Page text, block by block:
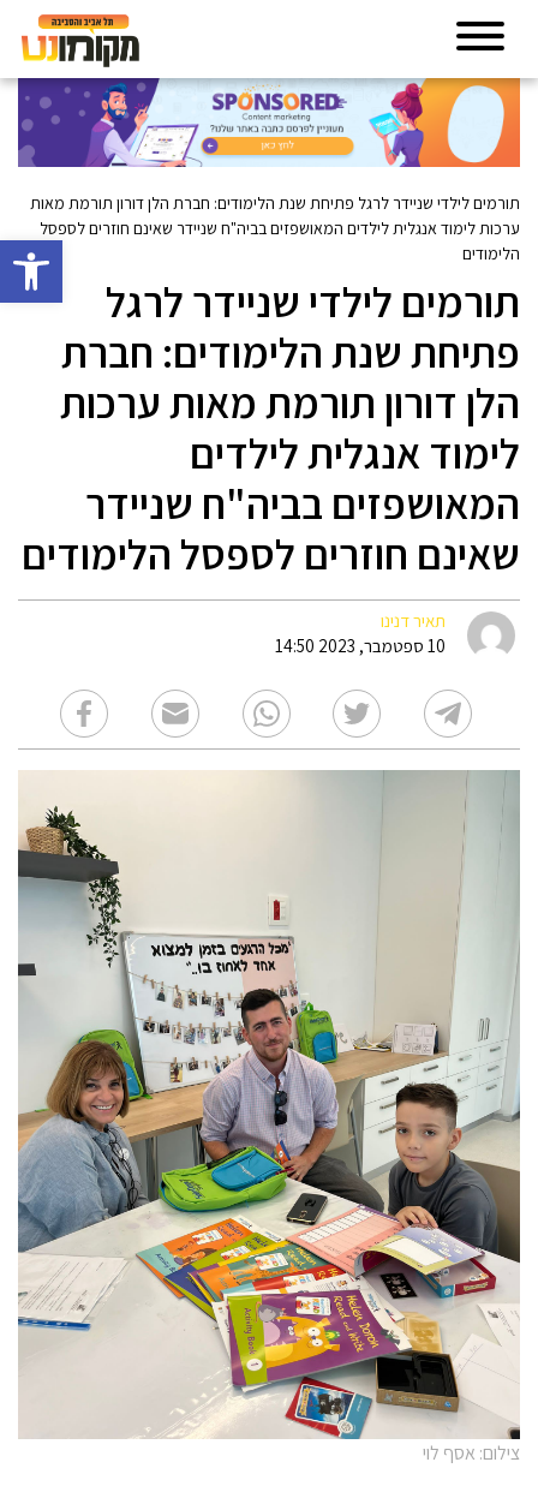
פתח
תורמים לילדי שניידר לרגל פתיחת שנת הלימודים: חברת הלן דורון תורמת מאות
ערכות לימוד אנגלית לילדים המאושפזים בביה"ח שניידר שאינם חוזרים לספסל
הלימודים
תורמים לילדי שניידר לרגל
פתיחת שנת הלימודים: חברת
הלן דורון תורמת מאות ערכות
לימוד אנגלית לילדים
המאושפזים בביה"ח שניידר
שאינם חוזרים לספסל הלימודים
תאיר דנינו
10 ספטמבר, 2023 14:50
צילום: אסף לוי